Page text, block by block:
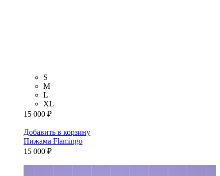
S
M
L
XL
15 000 ₽
Добавить в корзину
Пижама Flamingo
15 000 ₽